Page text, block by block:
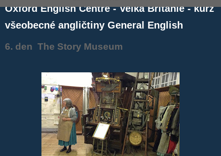
Oxford English Centre - Velká Británie - kurz
všeobecné angličtiny General English
6. den The Story Museum